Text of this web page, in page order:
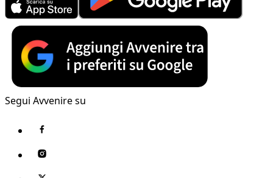
Segui Avvenire su